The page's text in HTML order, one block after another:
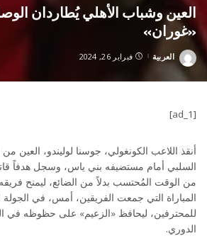
العين وشباب الأهلي يُطاردان
«غوران»
Posted
by
العربية فبراير 26, 2024
[ad_1]
أنقذ اللاعب الكونغولي، جوسنا لوليندو، العين
السلبي أمام مستضيفه بني ياس، وسجل هدفاً
من الوقت المُحتسب بدلاً من الضائع، ليمنح
للمحترفين، ليحافظ «الزعيم» على حظوظه في
الدوري.